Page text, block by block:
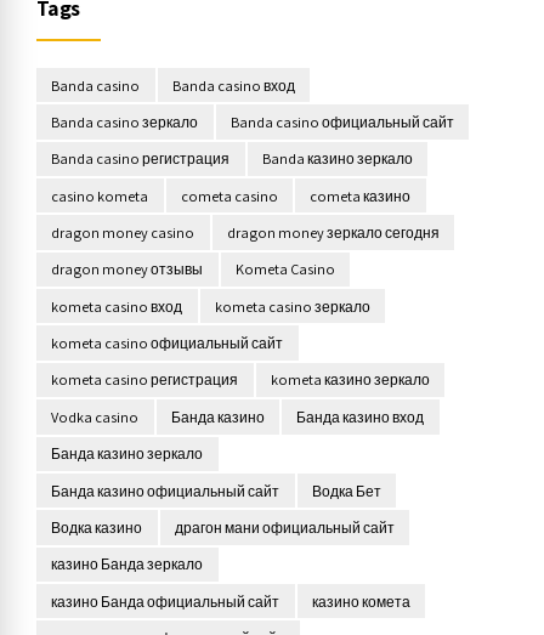
Tags
Banda casino
Banda casino вход
Banda casino зеркало
Banda casino официальный сайт
Banda casino регистрация
Banda казино зеркало
casino kometa
cometa casino
cometa казино
dragon money casino
dragon money зеркало сегодня
dragon money отзывы
Kometa Casino
kometa casino вход
kometa casino зеркало
kometa casino официальный сайт
kometa casino регистрация
kometa казино зеркало
Vodka casino
Банда казино
Банда казино вход
Банда казино зеркало
Банда казино официальный сайт
Водка Бет
Водка казино
драгон мани официальный сайт
казино Банда зеркало
казино Банда официальный сайт
казино комета